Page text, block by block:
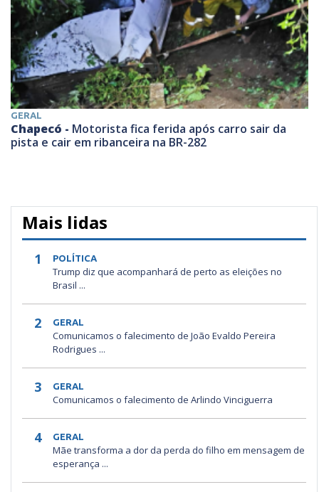
GERAL
Chapecó - Motorista fica ferida após carro sair da
pista e cair em ribanceira na BR-282
Mais lidas
1 POLÍTICA
Trump diz que acompanhará de perto as eleições no
Brasil ...
2 GERAL
Comunicamos o falecimento de João Evaldo Pereira
Rodrigues ...
3 GERAL
Comunicamos o falecimento de Arlindo Vinciguerra
4 GERAL
Mãe transforma a dor da perda do filho em mensagem de
esperança ...